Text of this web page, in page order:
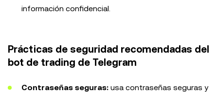
información confidencial.
Prácticas de seguridad recomendadas del
bot de trading de Telegram
Contraseñas seguras: usa contraseñas seguras y